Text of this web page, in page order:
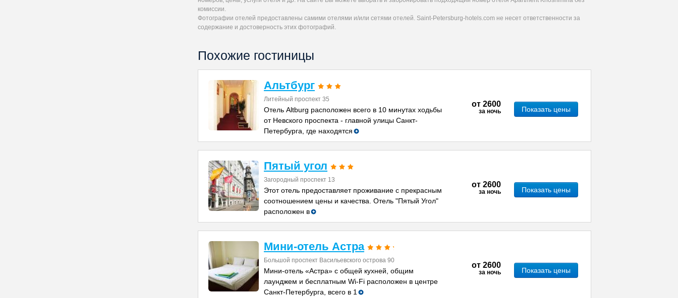
комиссии.
Фотографии отелей предоставлены самими отелями и/или сетями отелей. Saint-Petersburg-hotels.com не несет ответственности за
содержание и достоверность этих фотографий.
Похожие гостиницы
Альтбург
Литейный проспект 35
Отель Altburg расположен всего в 10 минутах ходьбы
от Невского проспекта - главной улицы Санкт-
Петербурга, где находятся
от 2600
за ночь Показать цены
Пятый угол
Загородный проспект 13
Этот отель предоставляет проживание с прекрасным
соотношением цены и качества. Отель "Пятый Угол"
расположен в
от 2600
за ночь Показать цены
Мини-отель Астра
Большой проспект Васильевского острова 90
Мини-отель «Астра» с общей кухней, общим
лаунджем и бесплатным Wi-Fi расположен в центре
Санкт-Петербурга, всего в 1
от 2600
за ночь Показать цены